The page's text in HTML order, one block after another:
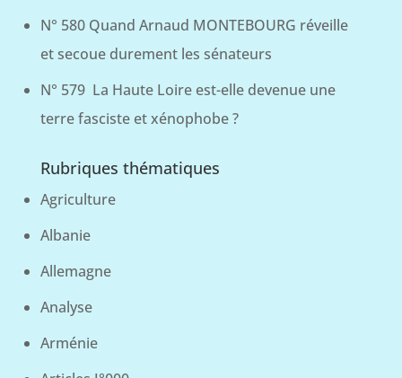
N° 580 Quand Arnaud MONTEBOURG réveille
et secoue durement les sénateurs
N° 579 La Haute Loire est-elle devenue une
terre fasciste et xénophobe ?
Rubriques thématiques
Agriculture
Albanie
Allemagne
Analyse
Arménie